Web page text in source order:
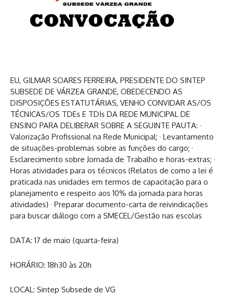
EU, GILMAR SOARES FERREIRA, PRESIDENTE DO SINTEP
SUBSEDE DE VÁRZEA GRANDE, OBEDECENDO AS
DISPOSIÇÕES ESTATUTÁRIAS, VENHO CONVIDAR AS/OS
TÉCNICAS/OS TDEs E TDIs DA REDE MUNICIPAL DE
ENSINO PARA DELIBERAR SOBRE A SEGUINTE PAUTA: ·
Valorização Profissional na Rede Municipal; · Levantamento
de situações-problemas sobre as funções do cargo; ·
Esclarecimento sobre Jornada de Trabalho e horas-extras; ·
Horas atividades para os técnicos (Relatos de como a lei é
praticada nas unidades em termos de capacitação para o
planejamento e respeito aos 10% da jornada para horas
atividades) · Preparar documento-carta de reivindicações
para buscar diálogo com a SMECEL/Gestão nas escolas
DATA: 17 de maio (quarta-feira)
HORÁRIO: 18h30 às 20h
LOCAL: Sintep Subsede de VG